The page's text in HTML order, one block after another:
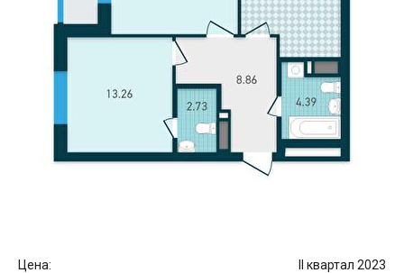
Цена: II квартал 2023